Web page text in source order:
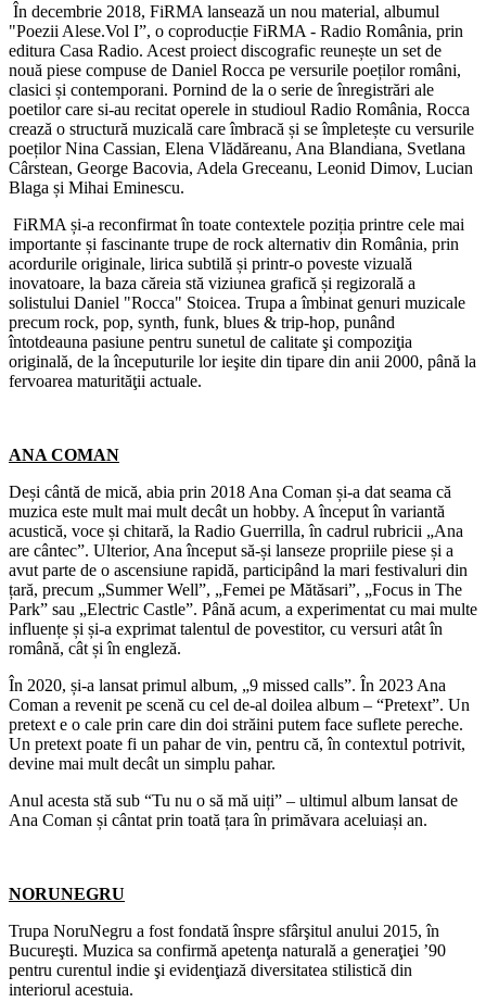
În decembrie 2018, FiRMA lansează un nou material, albumul
"Poezii Alese.Vol I”, o coproducție FiRMA - Radio România, prin
editura Casa Radio. Acest proiect discografic reunește un set de
nouă piese compuse de Daniel Rocca pe versurile poeților români,
clasici și contemporani. Pornind de la o serie de înregistrări ale
poetilor care si-au recitat operele in studioul Radio România, Rocca
crează o structură muzicală care îmbracă și se împletește cu versurile
poeților Nina Cassian, Elena Vlădăreanu, Ana Blandiana, Svetlana
Cârstean, George Bacovia, Adela Greceanu, Leonid Dimov, Lucian
Blaga și Mihai Eminescu.
FiRMA și-a reconfirmat în toate contextele poziția printre cele mai
importante și fascinante trupe de rock alternativ din România, prin
acordurile originale, lirica subtilă și printr-o poveste vizuală
inovatoare, la baza căreia stă viziunea grafică și regizorală a
solistului Daniel "Rocca" Stoicea. Trupa a îmbinat genuri muzicale
precum rock, pop, synth, funk, blues & trip-hop, punând
întotdeauna pasiune pentru sunetul de calitate şi compoziţia
originală, de la începuturile lor ieşite din tipare din anii 2000, până la
fervoarea maturităţii actuale.
ANA COMAN
Deși cântă de mică, abia prin 2018 Ana Coman și-a dat seama că
muzica este mult mai mult decât un hobby. A început în variantă
acustică, voce și chitară, la Radio Guerrilla, în cadrul rubricii „Ana
are cântec”. Ulterior, Ana început să-și lanseze propriile piese și a
avut parte de o ascensiune rapidă, participând la mari festivaluri din
țară, precum „Summer Well”, „Femei pe Mătăsari”, „Focus in The
Park” sau „Electric Castle”. Până acum, a experimentat cu mai multe
influențe și și-a exprimat talentul de povestitor, cu versuri atât în
română, cât și în engleză.
În 2020, și-a lansat primul album, „9 missed calls”. În 2023 Ana
Coman a revenit pe scenă cu cel de-al doilea album – “Pretext”. Un
pretext e o cale prin care din doi străini putem face suflete pereche.
Un pretext poate fi un pahar de vin, pentru că, în contextul potrivit,
devine mai mult decât un simplu pahar.
Anul acesta stă sub “Tu nu o să mă uiți” – ultimul album lansat de
Ana Coman și cântat prin toată țara în primăvara aceluiași an.
NORUNEGRU
Trupa NoruNegru a fost fondată înspre sfârşitul anului 2015, în
Bucureşti. Muzica sa confirmă apetenţa naturală a generaţiei ’90
pentru curentul indie şi evidenţiază diversitatea stilistică din
interiorul acestuia.